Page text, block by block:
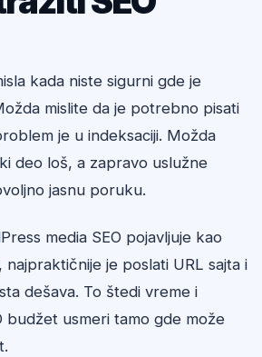
kada niste sigurni gde je
mislite da je potrebno pisati
je u indeksaciji. Možda
deo loš, a zapravo uslužne
jasnu poruku.
media SEO pojavljuje kao
je poslati URL sajta i
dešava. To štedi vreme i
budžet usmeri tamo gde može